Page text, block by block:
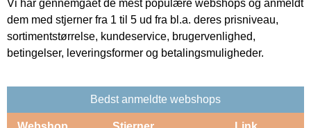
Vi har gennemgået de mest populære webshops og anmeldt
dem med stjerner fra 1 til 5 ud fra bl.a. deres prisniveau,
sortimentstørrelse, kundeservice, brugervenlighed,
betingelser, leveringsformer og betalingsmuligheder.
Bedst anmeldte webshops